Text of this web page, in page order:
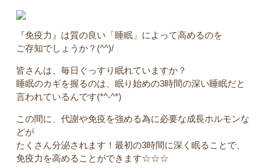
『免疫力』は質の良い「睡眠」によって高めるのを
ご存知でしょうか？(^^)/
皆さんは、毎日ぐっすり眠れていますか？
睡眠のカギを握るのは、眠り始めの3時間の深い睡眠だと
言われているんです(*^-^*)
この間に、代謝や免疫を強める為に必要な成長ホルモンな
どが
たくさん分泌されます！最初の3時間に深く眠ることで、
免疫力を高めることができます☆☆☆